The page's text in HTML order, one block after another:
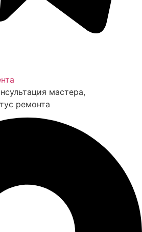
мастера,
ремонта